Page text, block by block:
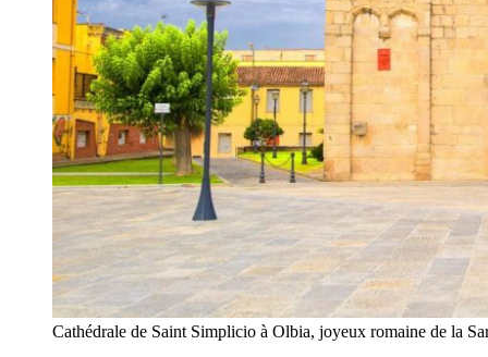
Cathédrale de Saint Simplicio à Olbia, joyeux romaine de la